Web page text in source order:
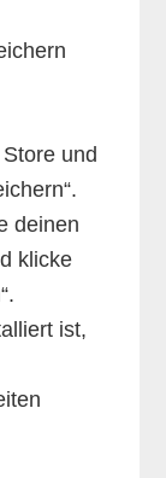
und
deinen
klicke
ist,